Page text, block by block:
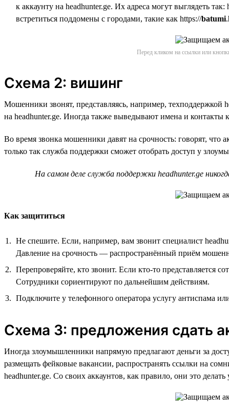
к аккаунту на headhunter.ge. Их адреса могут выглядеть так:
встретиться поддомены с городами, такие как https://batumi
Перед кликом на ссылки или
Схема 2: вишинг
Мошенники звонят, представляясь, например, техподдержкой
на headhunter.ge. Иногда также выведывают имена и контакты
Во время звонка мошенники давят на срочность: говорят,
только так служба поддержки сможет отобрать доступ у
На самом деле служба поддержки headhunter.ge
Как защититься
Не спешите. Если, например, вам звонит специалист
Давление на срочность — распространённый приём
Перепроверяйте, кто звонит. Если кто-то представляется
Сотрудники сориентируют по дальнейшим действиям.
Подключите у телефонного оператора услугу антиспама
Схема 3: предложения сдать
Иногда злоумышленники напрямую предлагают деньги за
размещать фейковые вакансии, распространять ссылки на
headhunter.ge. Со своих аккаунтов, как правило, они это